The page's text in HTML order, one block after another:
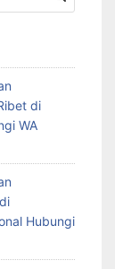
di
WA
Hubungi